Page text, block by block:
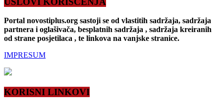
Portal novostiplus.org sastoji se od vlastitih sadržaja, sadržaja
partnera i oglašivača, besplatnih sadržaja , sadržaja kreiranih
od strane posjetilaca , te linkova na vanjske stranice.
IMPRESUM
KORISNI LINKOVI